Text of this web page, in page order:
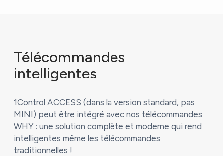
Télécommandes
intelligentes
1Control ACCESS (dans la version standard, pas
MINI) peut être intégré avec nos télécommandes
WHY : une solution complète et moderne qui rend
intelligentes même les télécommandes
traditionnelles !